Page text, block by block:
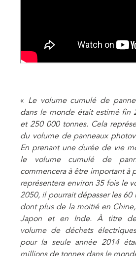
« Le volume cumulé de
dans le monde était estimé fin
et 250 000 tonnes. Cela
du volume de panneaux
En prenant une durée de vie
le volume cumulé de
commencera à être important à
représentera environ 35 fois le
2050, il pourrait dépasser les 60
dont plus de la moitié en Chine,
Japon et en Inde. À titre de
volume de déchets
pour la seule année 2014